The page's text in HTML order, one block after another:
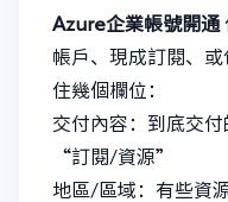
Azure企業帳號開通
帳戶、現成訂閱、
住幾個欄位：
交付內容：到底交
“訂閱/資源”
地區/區域：有些資